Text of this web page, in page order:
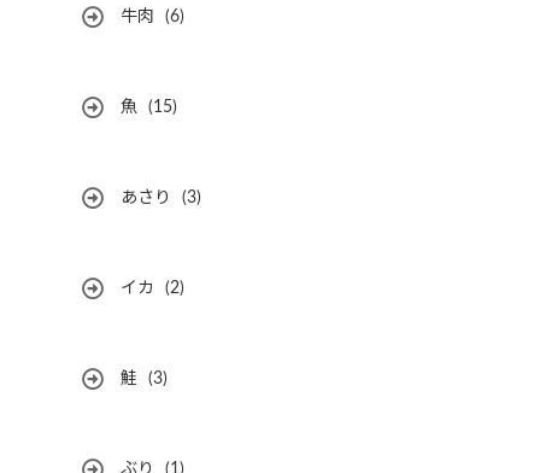
牛肉 (6)
魚 (15)
あさり (3)
イカ (2)
鮭 (3)
ぶり (1)